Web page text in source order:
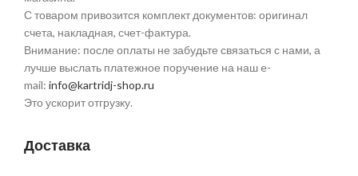
С товаром привозится комплект документов: оригинал
счета, накладная, счет-фактура.
Внимание: после оплаты не забудьте связаться с нами, а
лучше выслать платежное поручение на наш e-
mail: info@kartridj-shop.ru
Это ускорит отгрузку.
Доставка